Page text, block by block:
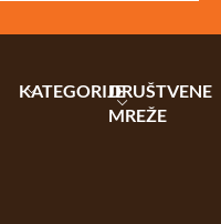
KATEGORIJEDRUŠTVENE
MREŽE